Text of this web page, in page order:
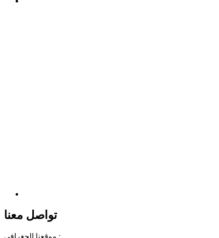
تواصل معنا
موقعنا الجغرافي :